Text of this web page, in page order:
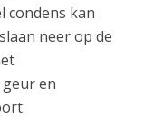
condens kan
neer op de
en